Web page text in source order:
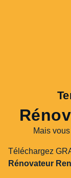
Mais
Téléchargez
Rénovateur